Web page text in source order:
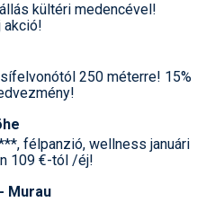
kültéri medencével!
akció!
250 méterre! 15%
félpanzió, wellness januári
109 €-tól /éj!
Murau